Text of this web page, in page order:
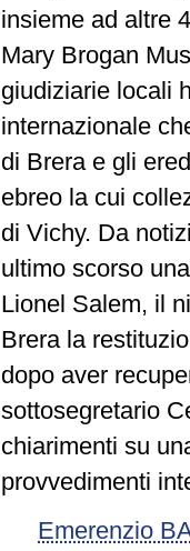
insieme ad altre
Mary Brogan
giudiziarie locali
internazionale
di Brera e gli
ebreo la cui
di Vichy. Da
ultimo scorso
Lionel Salem, il
Brera la
dopo aver
sottosegretario
chiarimenti su
provvedimenti
Emerenzio